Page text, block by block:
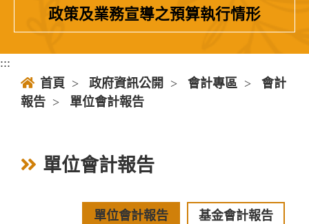
政策及業務宣導之預算執行情形
:::
首頁 > 政府資訊公開 > 會計專區 >
會計
報告 > 單位會計報告
單位會計報告
單位會計報告 基金會計報告